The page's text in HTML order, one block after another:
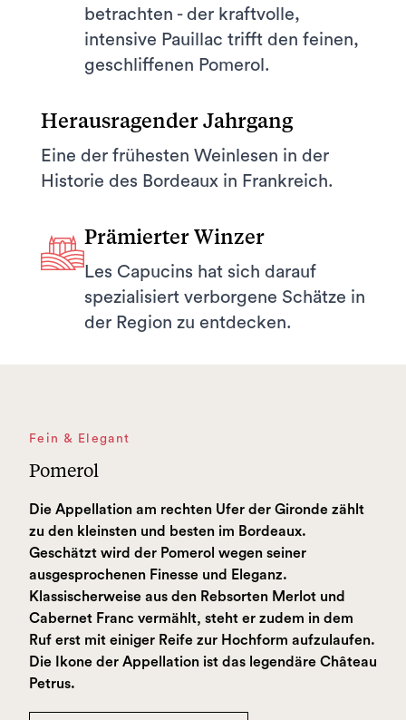
betrachten - der kraftvolle,
intensive Pauillac trifft den feinen,
geschliffenen Pomerol.
Herausragender Jahrgang
Eine der frühesten Weinlesen in der
Historie des Bordeaux in Frankreich.
Prämierter Winzer
Les Capucins hat sich darauf
spezialisiert verborgene Schätze in
der Region zu entdecken.
Fein & Elegant
Pomerol
Die Appellation am rechten Ufer der Gironde zählt
zu den kleinsten und besten im Bordeaux.
Geschätzt wird der Pomerol wegen seiner
ausgesprochenen Finesse und Eleganz.
Klassischerweise aus den Rebsorten Merlot und
Cabernet Franc vermählt, steht er zudem in dem
Ruf erst mit einiger Reife zur Hochform aufzulaufen.
Die Ikone der Appellation ist das legendäre Château
Petrus.